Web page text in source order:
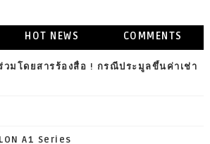
HOT NEWS COMMENTS
วมโดยสารร้องสื่อ ! กรณีประมูลขึ้นค่าเช่า
A1 Series